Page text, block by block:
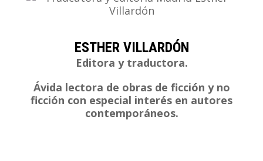
ESTHER VILLARDÓN
Editora y traductora.
Ávida lectora de obras de ficción y no
ficción con especial interés en autores
contemporáneos.